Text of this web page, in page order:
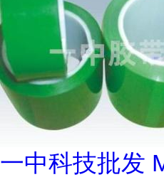
一中科技批发